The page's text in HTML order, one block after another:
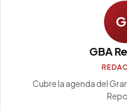
GBA
Cubre la agenda del